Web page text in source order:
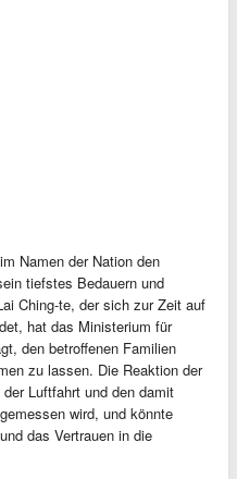
Namen der Nation den
tiefstes Bedauern und
Ching-te, der sich zur Zeit auf
hat das Ministerium für
den betroffenen Familien
zu lassen. Die Reaktion der
Luftfahrt und den damit
wird, und könnte
das Vertrauen in die